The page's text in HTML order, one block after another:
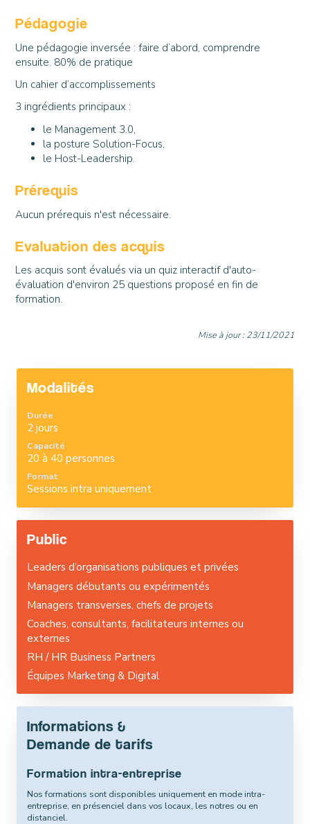
Pédagogie
Une pédagogie inversée : faire d’abord, comprendre
ensuite. 80% de pratique
Un cahier d’accomplissements
3 ingrédients principaux :
le Management 3.0,
la posture Solution-Focus,
le Host-Leadership.
Prérequis
Aucun prérequis n'est nécessaire.
Evaluation des acquis
Les acquis sont évalués via un quiz interactif d'auto-
évaluation d'environ 25 questions proposé en fin de
formation.
Mise à jour :23/11/2021
Modalités
Durée
2 jours
Capacité
20 à 40 personnes
Format
Sessions intra uniquement
Public
Leaders d’organisations publiques et privées
Managers débutants ou expérimentés
Managers transverses, chefs de projets
Coaches, consultants, facilitateurs internes ou
externes
RH / HR Business Partners
Équipes Marketing & Digital
Informations &
Demande de tarifs
Formation intra-entreprise
Nos formations sont disponibles uniquement en mode intra-
entreprise, en présenciel dans vos locaux, les notres ou en
distanciel.